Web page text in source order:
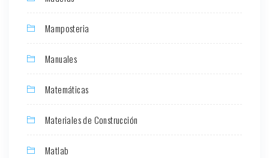
Mamposteria
Manuales
Matemáticas
Materiales de Construcción
Matlab